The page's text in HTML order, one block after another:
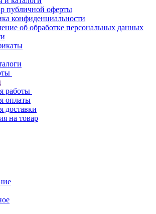
публичной оферты
конфиденциальности
об обработке персональных данных
работы
оплаты
доставки
на товар